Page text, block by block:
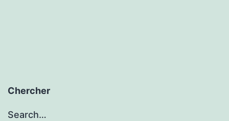
Chercher
Search…